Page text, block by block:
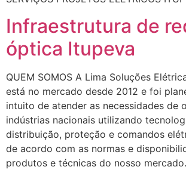
Infraestrutura de
óptica Itupeva
QUEM SOMOS A Lima Soluções
está no mercado desde 2012 e foi
intuito de atender as necessidades de
indústrias nacionais utilizando
distribuição, proteção e comandos
de acordo com as normas e
produtos e técnicas do nosso mercado.